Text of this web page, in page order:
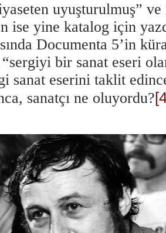
uyuşturulmuş” ve
ise yine katalog için
Documenta 5’in
“sergiyi bir sanat eseri
sanat eserini taklit
sanatçı ne oluyordu?